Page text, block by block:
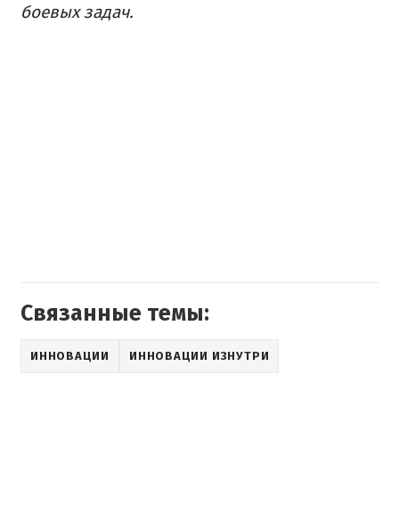
боевых задач.
Связанные темы:
ИННОВАЦИИ ИННОВАЦИИ ИЗНУТРИ